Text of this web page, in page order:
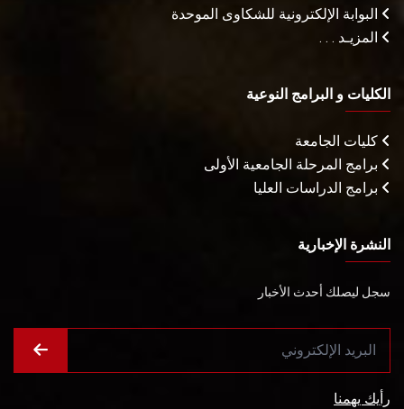
البوابة الإلكترونية للشكاوى الموحدة
المزيـد . . .
الكليات و البرامج النوعية
كليات الجامعة
برامج المرحلة الجامعية الأولى
برامج الدراسات العليا
النشرة الإخبارية
سجل ليصلك أحدث الأخبار
رأيك يهمنا